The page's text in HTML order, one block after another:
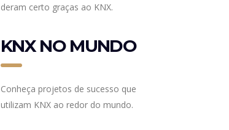
deram certo graças ao KNX.
KNX NO MUNDO
Conheça projetos de sucesso que
utilizam KNX ao redor do mundo.